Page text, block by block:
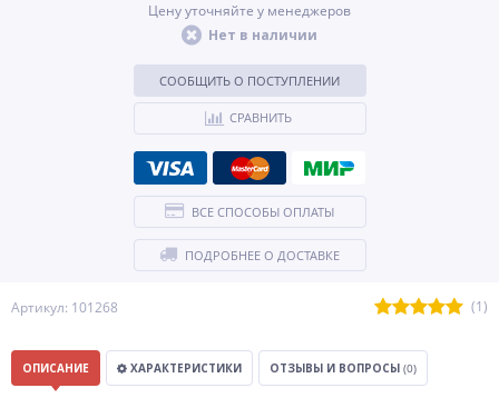
Артикул: 101268 (1)
Цену уточняйте у менеджеров
Нет в наличии
СООБЩИТЬ О ПОСТУПЛЕНИИ
СРАВНИТЬ
ВСЕ СПОСОБЫ ОПЛАТЫ
ПОДРОБНЕЕ О ДОСТАВКЕ
ОПИСАНИЕ ХАРАКТЕРИСТИКИ ОТЗЫВЫ И ВОПРОСЫ (0)